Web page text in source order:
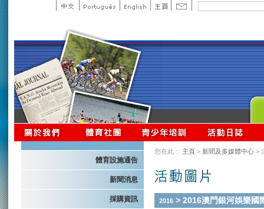
體育設施通告
新聞消息
採購資訊
您在此： 主頁 > 新聞及多媒體中心 >
2016 > 2016澳門銀河娛樂國